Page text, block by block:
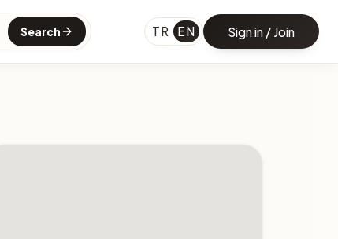
Search TR EN Sign in / Join